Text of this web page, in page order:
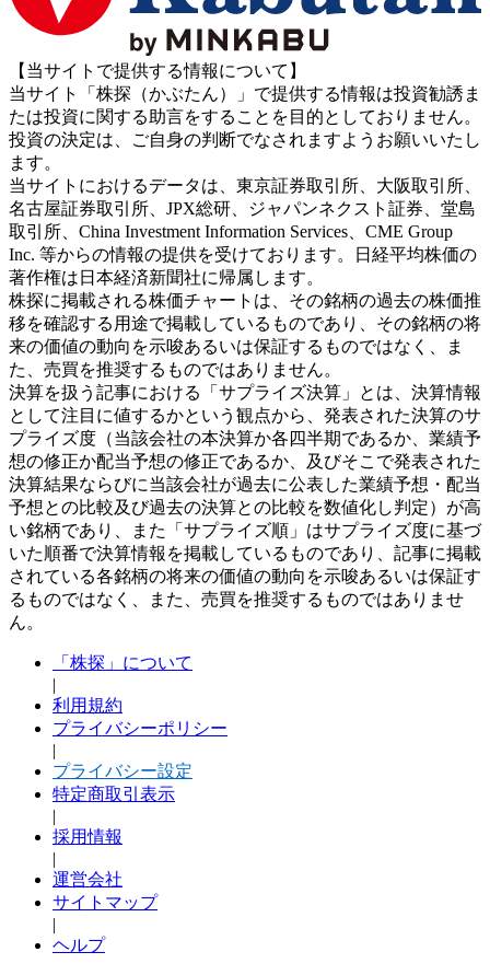
【当サイトで提供する情報について】
当サイト「株探（かぶたん）」で提供する情報は投資勧誘ま
たは投資に関する助言をすることを目的としておりません。
投資の決定は、ご自身の判断でなされますようお願いいたし
ます。
当サイトにおけるデータは、東京証券取引所、大阪取引所、
名古屋証券取引所、JPX総研、ジャパンネクスト証券、堂島
取引所、China Investment Information Services、CME Group
Inc. 等からの情報の提供を受けております。日経平均株価の
著作権は日本経済新聞社に帰属します。
株探に掲載される株価チャートは、その銘柄の過去の株価推
移を確認する用途で掲載しているものであり、その銘柄の将
来の価値の動向を示唆あるいは保証するものではなく、ま
た、売買を推奨するものではありません。
決算を扱う記事における「サプライズ決算」とは、決算情報
として注目に値するかという観点から、発表された決算のサ
プライズ度（当該会社の本決算か各四半期であるか、業績予
想の修正か配当予想の修正であるか、及びそこで発表された
決算結果ならびに当該会社が過去に公表した業績予想・配当
予想との比較及び過去の決算との比較を数値化し判定）が高
い銘柄であり、また「サプライズ順」はサプライズ度に基づ
いた順番で決算情報を掲載しているものであり、記事に掲載
されている各銘柄の将来の価値の動向を示唆あるいは保証す
るものではなく、また、売買を推奨するものではありませ
ん。
「株探」について
|
利用規約
プライバシーポリシー
|
プライバシー設定
特定商取引表示
|
採用情報
|
運営会社
サイトマップ
|
ヘルプ